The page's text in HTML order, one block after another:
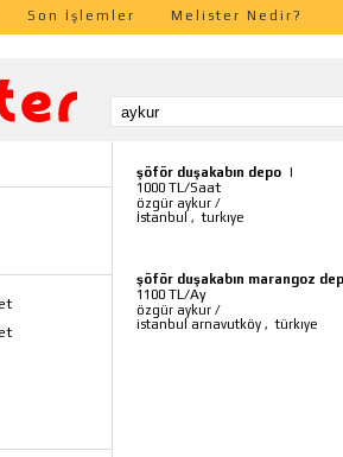
Son İşlemler Melister Nedir?
şöför duşakabın depo |
1000 TL/Saat
özgür aykur /
İstanbul ,turkıye
şöför duşakabın marangoz
1100 TL/Ay
özgür aykur /
istanbul arnavutköy ,türkıye